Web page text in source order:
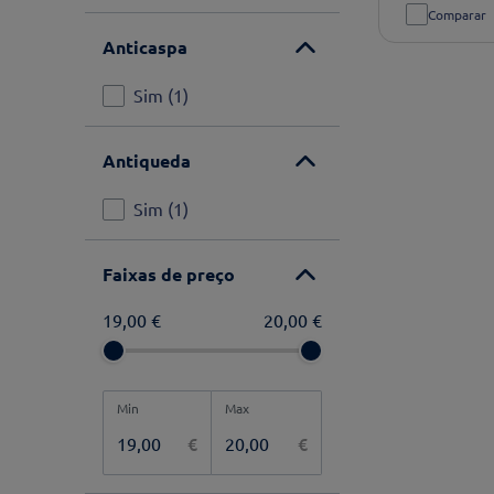
Anticaspa
Sim (1)
Antiqueda
Sim (1)
Faixas de preço
€ €
19,00 € 20,00 €
Comparar